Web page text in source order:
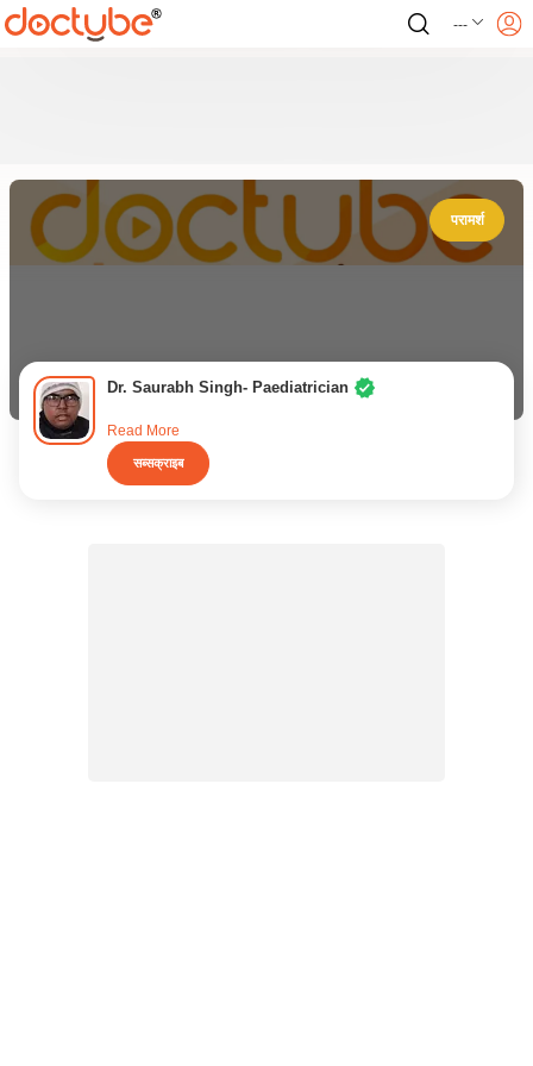
---
परामर्श
Dr. Saurabh Singh- Paediatrician
Read More
सब्सक्राइब